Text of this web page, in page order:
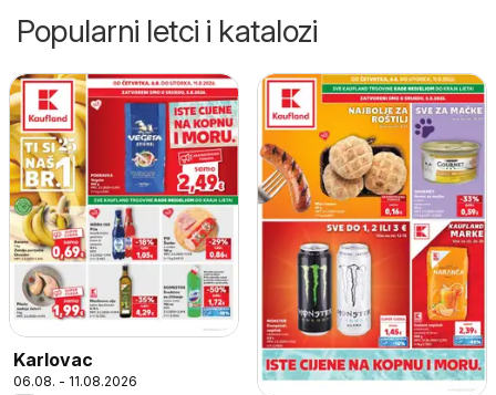
Popularni letci i katalozi
Karlovac
06.08. - 11.08.2026